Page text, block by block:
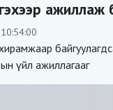
ажиллаж
үйл ажиллагааг